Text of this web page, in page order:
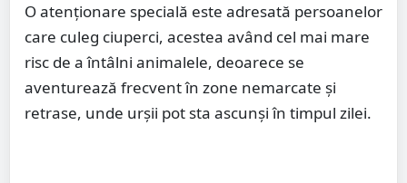
O atenționare specială este adresată persoanelor
care culeg ciuperci, acestea având cel mai mare
risc de a întâlni animalele, deoarece se
aventurează frecvent în zone nemarcate și
retrase, unde urșii pot sta ascunși în timpul zilei.